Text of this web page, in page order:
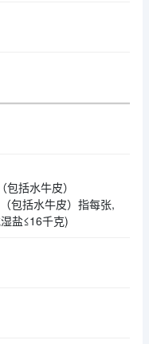
括水牛皮）
包括水牛皮）指每张,
盐≤16千克)